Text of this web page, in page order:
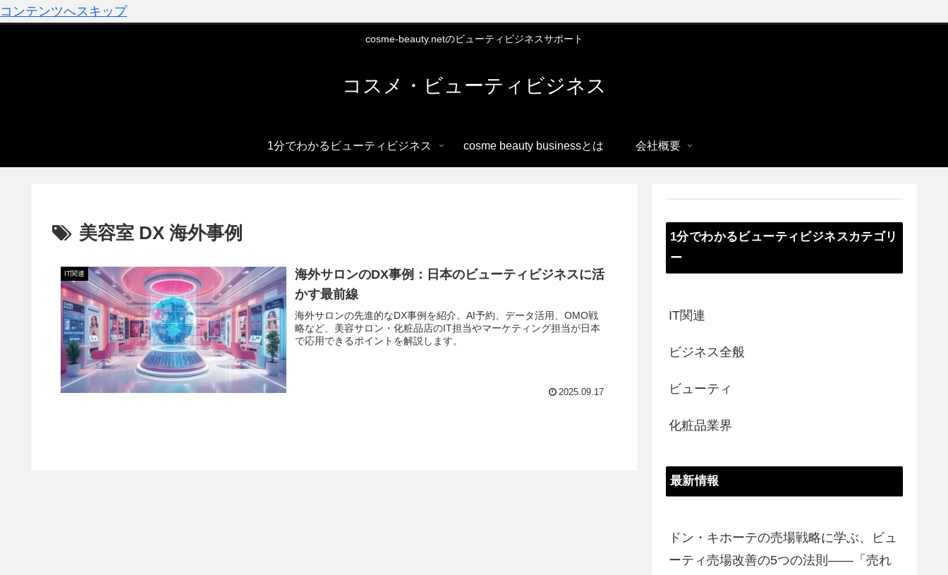
コンテンツへスキップ
cosme-beauty.netのビューティビジネスサポート
コスメ・ビューティビジネス
1分でわかるビューティビジネス cosme beauty businessとは 会社概要
美容室 DX 海外事例
IT関連
海外サロンのDX事例：日本のビューティビジネスに活
かす最前線
海外サロンの先進的なDX事例を紹介。AI予約、データ活用、OMO戦
略など、美容サロン・化粧品店のIT担当やマーケティング担当が日本
で応用できるポイントを解説します。
2025.09.17
1分でわかるビューティビジネスカテゴリ
ー
IT関連
ビジネス全般
ビューティ
化粧品業界
最新情報
ドン・キホーテの売場戦略に学ぶ、ビュ
ーティ売場改善の5つの法則――「売れ